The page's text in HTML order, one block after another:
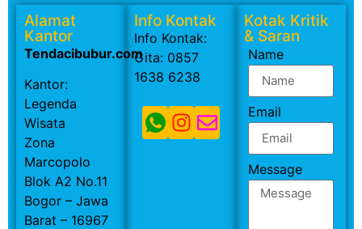
Alamat
Kantor
Tendacibubur.com
Kantor:
Legenda
Wisata
Zona
Marcopolo
Blok A2 No.11
Bogor – Jawa
Barat – 16967
Info Kontak
Info Kontak:
Gita: 0857
1638 6238
Kotak Kritik
& Saran
Name
Email
Message